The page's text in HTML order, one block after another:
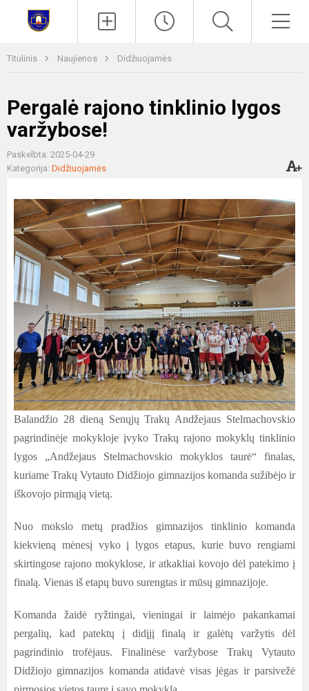
Titulinis Naujienos Didžiuojamės
Pergalė rajono tinklinio lygos
varžybose!
Paskelbta: 2025-04-29
Kategorija: Didžiuojamės
Balandžio 28 dieną Senųjų Trakų Andžejaus Stelmachovskio
pagrindinėje mokykloje įvyko Trakų rajono mokyklų tinklinio
lygos „Andžejaus Stelmachovskio mokyklos taurė“ finalas,
kuriame Trakų Vytauto Didžiojo gimnazijos komanda sužibėjo ir
iškovojo pirmąją vietą.
Nuo mokslo metų pradžios gimnazijos tinklinio komanda
kiekvieną mėnesį vyko į lygos etapus, kurie buvo rengiami
skirtingose rajono mokyklose, ir atkakliai kovojo dėl patekimo į
finalą. Vienas iš etapų buvo surengtas ir mūsų gimnazijoje.
Komanda žaidė ryžtingai, vieningai ir laimėjo pakankamai
pergalių, kad patektų į didįjį finalą ir galėtų varžytis dėl
pagrindinio trofėjaus. Finalinėse varžybose Trakų Vytauto
Didžiojo gimnazijos komanda atidavė visas jėgas ir parsivežė